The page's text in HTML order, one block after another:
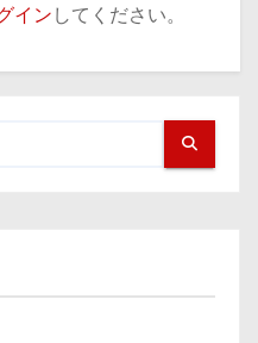
インしてください。